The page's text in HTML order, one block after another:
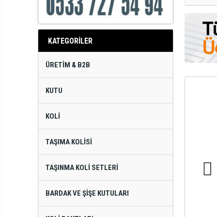
KATEGORİLER
ÜRETIM & B2B
KUTU
KOLI
TAŞIMA KOLISI
TAŞINMA KOLI SETLERI
BARDAK VE ŞIŞE KUTULARI